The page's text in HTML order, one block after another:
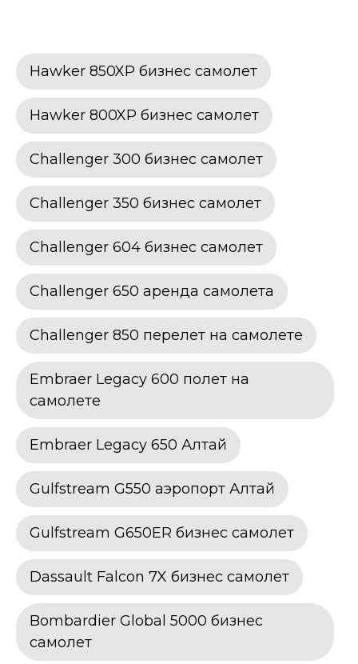
Hawker 850XP бизнес самолет
Hawker 800XP бизнес самолет
Challenger 300 бизнес самолет
Challenger 350 бизнес самолет
Challenger 604 бизнес самолет
Challenger 650 аренда самолета
Challenger 850 перелет на самолете
Embraer Legacy 600 полет на
самолете
Embraer Legacy 650 Алтай
Gulfstream G550 аэропорт Алтай
Gulfstream G650ER бизнес самолет
Dassault Falcon 7X бизнес самолет
Bombardier Global 5000 бизнес
самолет